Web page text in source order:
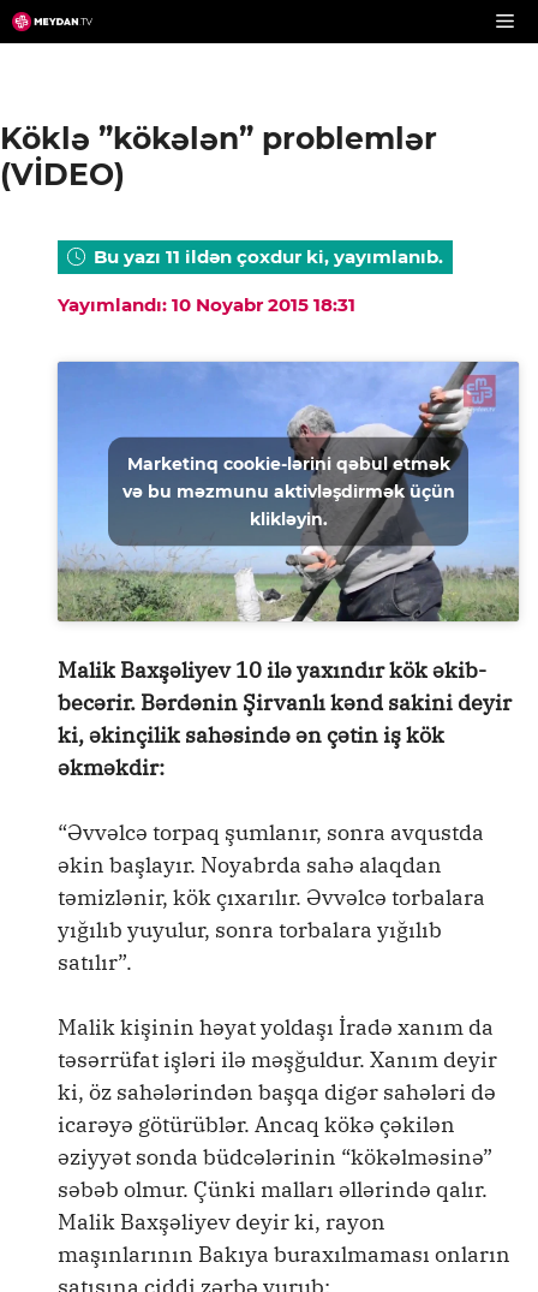
Skip
to
Köklə ”kökələn” problemlər
(VİDEO)
Bu yazı 11 ildən çoxdur ki, yayımlanıb.
Yayımlandı: 10 Noyabr 2015 18:31
Marketinq cookie-lərini qəbul etmək
və bu məzmunu aktivləşdirmək üçün
klikləyin.
Malik Baxşəliyev 10 ilə yaxındır kök əkib-
becərir. Bərdənin Şirvanlı kənd sakini deyir
ki, əkinçilik sahəsində ən çətin iş kök
əkməkdir:
“Əvvəlcə torpaq şumlanır, sonra avqustda
əkin başlayır. Noyabrda sahə alaqdan
təmizlənir, kök çıxarılır. Əvvəlcə torbalara
yığılıb yuyulur, sonra torbalara yığılıb
satılır”.
Malik kişinin həyat yoldaşı İradə xanım da
təsərrüfat işləri ilə məşğuldur. Xanım deyir
ki, öz sahələrindən başqa digər sahələri də
icarəyə götürüblər. Ancaq kökə çəkilən
əziyyət sonda büdcələrinin “kökəlməsinə”
səbəb olmur. Çünki malları əllərində qalır.
Malik Baxşəliyev deyir ki, rayon
maşınlarının Bakıya buraxılmaması onların